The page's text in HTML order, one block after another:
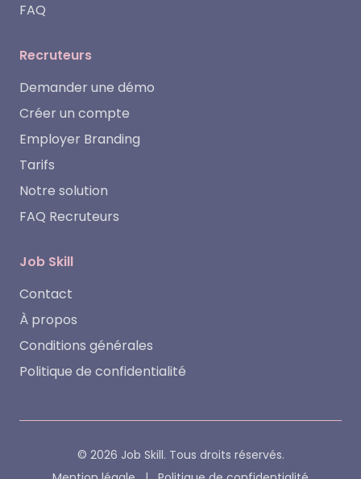
FAQ
Recruteurs
Demander une démo
Créer un compte
Employer Branding
Tarifs
Notre solution
FAQ Recruteurs
Job Skill
Contact
À propos
Conditions générales
Politique de confidentialité
© 2026 Job Skill. Tous droits réservés.